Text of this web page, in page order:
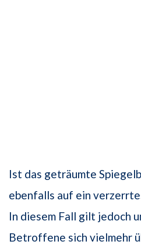
Ist das geträumte
ebenfalls auf ein
In diesem Fall gilt jedoch
Betroffene sich vielmehr